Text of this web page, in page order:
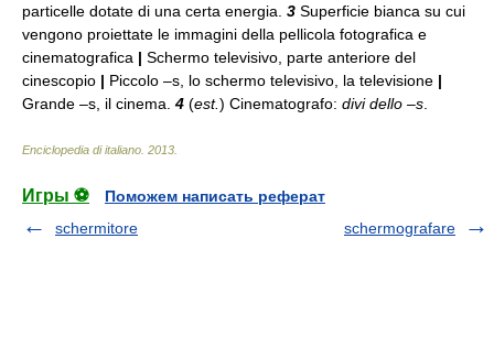
particelle dotate di una certa energia. 3 Superficie bianca su cui
vengono proiettate le immagini della pellicola fotografica e
cinematografica | Schermo televisivo, parte anteriore del
cinescopio | Piccolo –s, lo schermo televisivo, la televisione |
Grande –s, il cinema. 4 (est.) Cinematografo: divi dello –s
Enciclopedia di italiano 2013
Игры ⚽
Поможем написать реферат
schermitore
schermografare